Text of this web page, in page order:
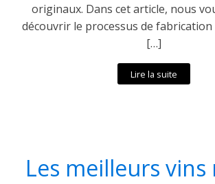
originaux. Dans cet article, nous
découvrir le processus de fabrication
[…]
Lire la suite
Les meilleurs vins